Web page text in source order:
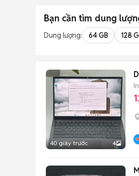
Bạn cần tìm dung
Dung lượng: 64 GB 128
40 giây trước 4